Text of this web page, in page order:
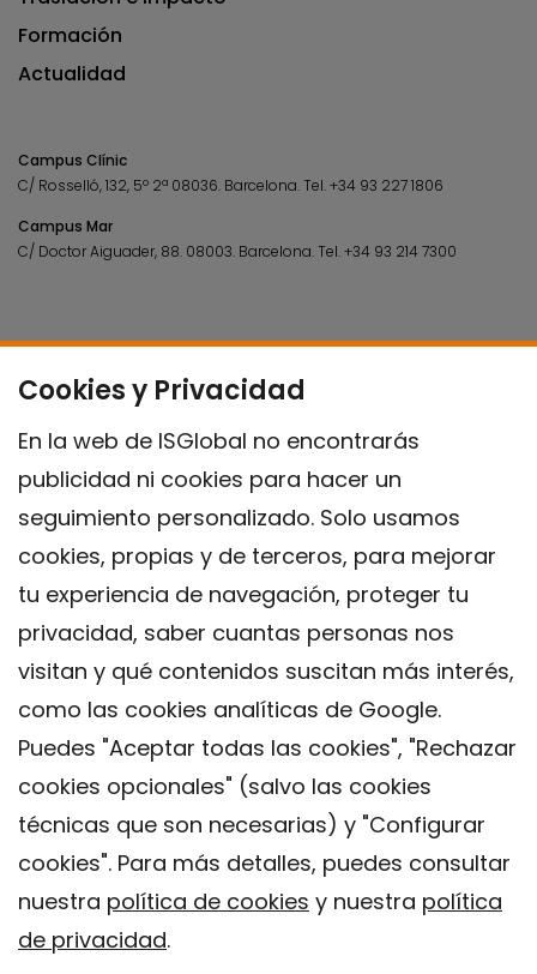
Cookies y Privacidad
En la web de ISGlobal no encontrarás
publicidad ni cookies para hacer un
seguimiento personalizado. Solo usamos
cookies, propias y de terceros, para mejorar
tu experiencia de navegación, proteger tu
privacidad, saber cuantas personas nos
visitan y qué contenidos suscitan más interés,
como las cookies analíticas de Google.
Puedes "Aceptar todas las cookies", "Rechazar
cookies opcionales" (salvo las cookies
técnicas que son necesarias) y "Configurar
cookies". Para más detalles, puedes consultar
nuestra política de cookies y nuestra política
de privacidad.
Formación
Actualidad
Campus Clínic
C/ Rosselló, 132, 5º 2ª 08036. Barcelona.Tel.+34 93 227 1806
Campus Mar
C/ Doctor Aiguader, 88. 08003. Barcelona.Tel.+34 93 214 7300
Contacto
Política de privacidad
Política de Cookies